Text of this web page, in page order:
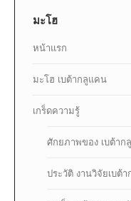
มะโฮ
หน้าแรก
มะโฮ เบต้ากลูแคน
เกร็ดความรู้
ศักยภาพของ เบต้าก
ประวัติ งานวิจัยเบต้